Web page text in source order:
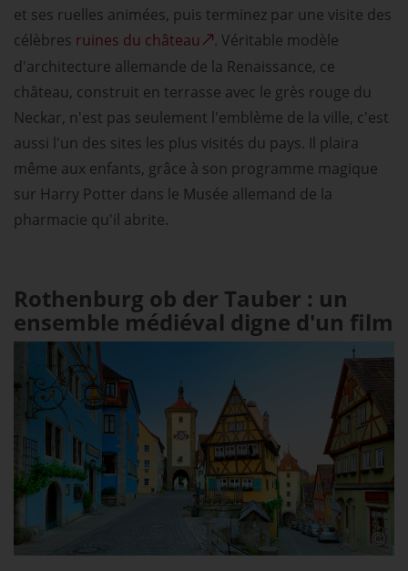
et ses ruelles animées, puis terminez par une visite des
célèbres ruines du château
. Véritable modèle
d'architecture allemande de la Renaissance, ce
château, construit en terrasse avec le grès rouge du
Neckar, n'est pas seulement l'emblème de la ville, c'est
aussi l'un des sites les plus visités du pays. Il plaira
même aux enfants, grâce à son programme magique
sur Harry Potter dans le Musée allemand de la
pharmacie qu'il abrite.
Rothenburg ob der Tauber : un
ensemble médiéval digne d'un film